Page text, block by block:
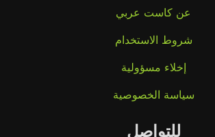
عن كاست عربي
شروط الاستخدام
إخلاء مسؤولية
سياسة الخصوصية
للتواصل